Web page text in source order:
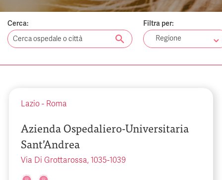
CHI SIAMO
Cerca:
search
Filtra per:
Regione
Lazio - Roma
Azienda Ospedaliero-Universitaria
Sant’Andrea
Via Di Grottarossa, 1035-1039